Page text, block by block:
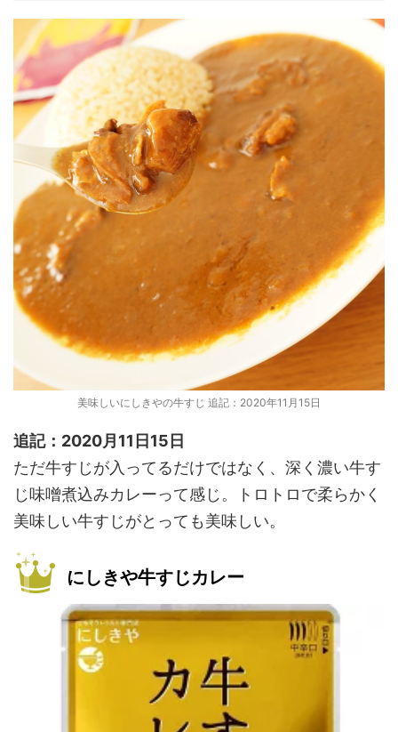
美味しいにしきやの牛すじ 追記：2020年11月15日
追記：2020月11日15日
ただ牛すじが入ってるだけではなく、深く濃い牛す
じ味噌煮込みカレーって感じ。トロトロで柔らかく
美味しい牛すじがとっても美味しい。
にしきや牛すじカレー